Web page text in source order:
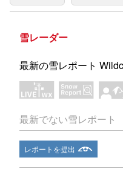
雪レーダー
最新の雪レポート
最新でない雪レポート
レポートを提出